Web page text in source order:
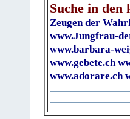
Suche in den
Zeugen der
www.Jungfrau-
www.barbara-
www.gebete.ch
www.adorare.ch